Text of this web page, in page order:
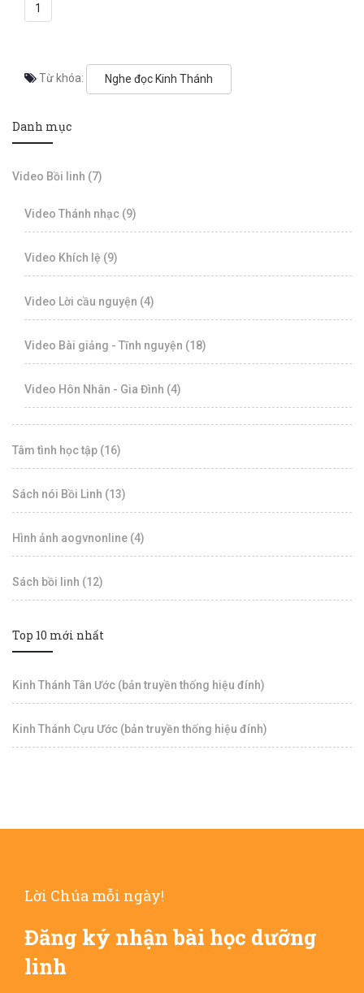
1
Từ khóa: Nghe đọc Kinh Thánh
Danh mục
Video Bồi linh (7)
Video Thánh nhạc (9)
Video Khích lệ (9)
Video Lời cầu nguyện (4)
Video Bài giảng - Tĩnh nguyện (18)
Video Hôn Nhân - Gia Đình (4)
Tâm tình học tập (16)
Sách nói Bồi Linh (13)
Hình ảnh aogvnonline (4)
Sách bồi linh (12)
Top 10 mới nhất
Kinh Thánh Tân Ước (bản truyền thống hiệu đính)
Kinh Thánh Cựu Ước (bản truyền thống hiệu đính)
Lời Chúa mỗi ngày!
Đăng ký nhận bài học dưỡng
linh